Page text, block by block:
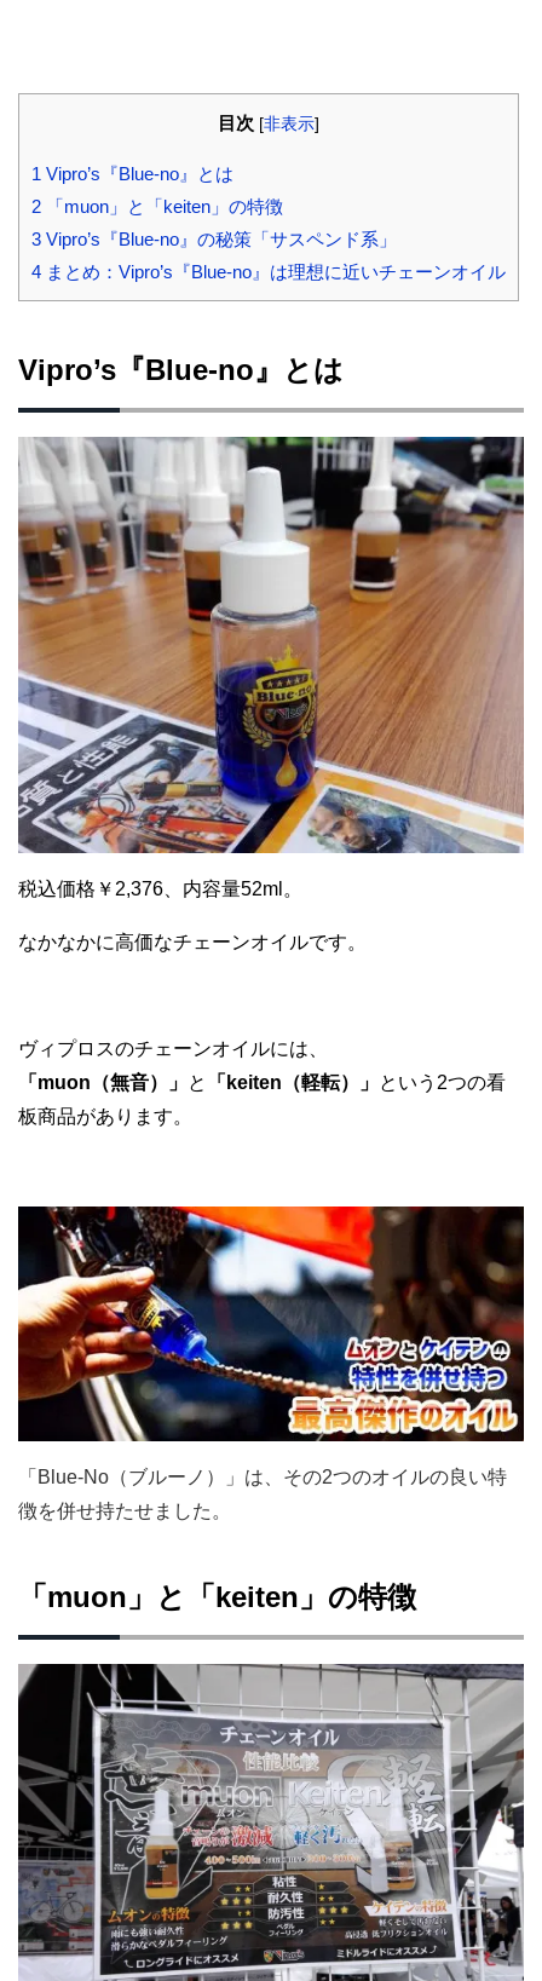
目次 [非表示]
1 Vipro’s『Blue-no』とは
2 「muon」と「keiten」の特徴
3 Vipro’s『Blue-no』の秘策「サスペンド系」
4 まとめ：Vipro’s『Blue-no』は理想に近いチェーンオイル
Vipro’s『Blue-no』とは
税込価格￥2,376、内容量52ml。
なかなかに高価なチェーンオイルです。
ヴィプロスのチェーンオイルには、
「muon（無音）」 と 「keiten（軽転）」 という2つの看
板商品があります。
「Blue-No（ブルーノ）」は、その2つのオイルの良い特
徴を併せ持たせました。
「muon」と「keiten」の特徴